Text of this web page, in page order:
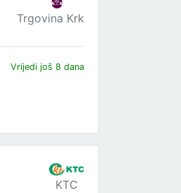
Trgovina Krk
Vrijedi još 8 dana
KTC